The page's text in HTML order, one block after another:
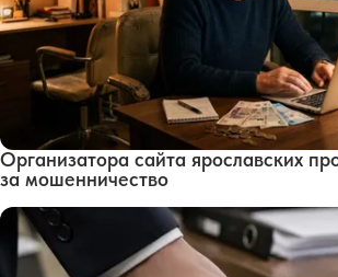
Организатора сайта ярославских
за мошенничество